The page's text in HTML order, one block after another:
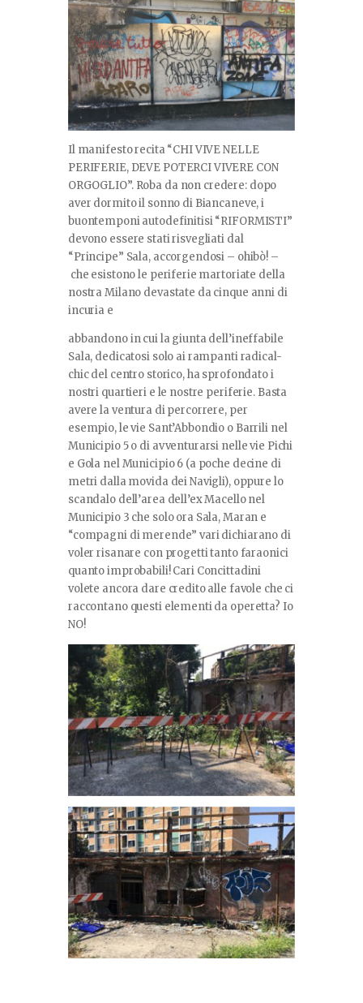
Il manifesto recita “CHI VIVE NELLE
PERIFERIE, DEVE POTERCI VIVERE CON
ORGOGLIO”. Roba da non credere: dopo
aver dormito il sonno di Biancaneve, i
buontemponi autodefinitisi “RIFORMISTI”
devono essere stati risvegliati dal
“Principe” Sala, accorgendosi – ohibò! –
che esistono le periferie martoriate della
nostra Milano devastate da cinque anni di
incuria e
abbandono in cui la giunta dell’ineffabile
Sala, dedicatosi solo ai rampanti radical-
chic del centro storico, ha sprofondato i
nostri quartieri e le nostre periferie. Basta
avere la ventura di percorrere, per
esempio, le vie Sant’Abbondio o Barrili nel
Municipio 5 o di avventurarsi nelle vie Pichi
e Gola nel Municipio 6 (a poche decine di
metri dalla movida dei Navigli), oppure lo
scandalo dell’area dell’ex Macello nel
Municipio 3 che solo ora Sala, Maran e
“compagni di merende” vari dichiarano di
voler risanare con progetti tanto faraonici
quanto improbabili! Cari Concittadini
volete ancora dare credito alle favole che ci
raccontano questi elementi da operetta? Io
NO!